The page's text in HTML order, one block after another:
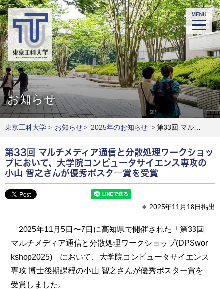
お知らせ
東京工科大学> お知らせ> 2025年のお知らせ >第33回 マルチメディア通信と分散処理ワークショップにおいて、大学院コンピュータサイエンス専攻の小山 智之さんが優秀ポスター賞を受賞
第33回 マルチメディア通信と分散処理ワークショッ
プにおいて、大学院コンピュータサイエンス専攻の
小山 智之さんが優秀ポスター賞を受賞
2025年11月18日掲出
2025年11月5日〜7日に高知県で開催された「第33回
マルチメディア通信と分散処理ワークショップ(DPSwor
kshop2025)」において、大学院コンピュータサイエンス
専攻 博士後期課程の小山 智之さんが優秀ポスター賞を
受賞しました。